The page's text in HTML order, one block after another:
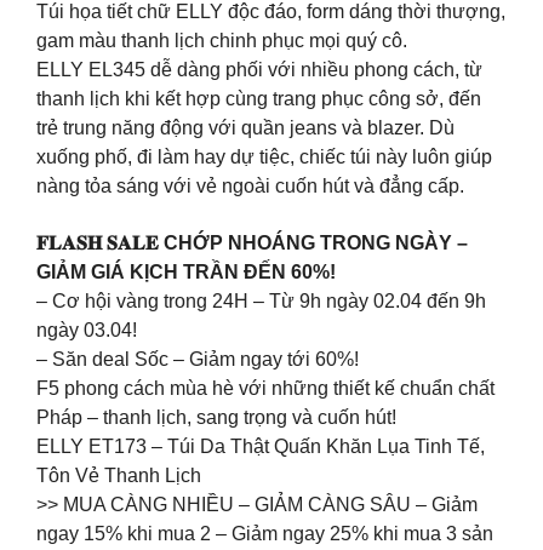
Túi họa tiết chữ ELLY độc đáo, form dáng thời thượng,
gam màu thanh lịch chinh phục mọi quý cô.
ELLY EL345 dễ dàng phối với nhiều phong cách, từ
thanh lịch khi kết hợp cùng trang phục công sở, đến
trẻ trung năng động với quần jeans và blazer. Dù
xuống phố, đi làm hay dự tiệc, chiếc túi này luôn giúp
nàng tỏa sáng với vẻ ngoài cuốn hút và đẳng cấp.
𝐅𝐋𝐀𝐒𝐇 𝐒𝐀𝐋𝐄 CHỚP NHOÁNG TRONG NGÀY –
GIẢM GIÁ KỊCH TRẦN ĐẾN 60%!
– Cơ hội vàng trong 24H – Từ 9h ngày 02.04 đến 9h
ngày 03.04!
– Săn deal Sốc – Giảm ngay tới 60%!
F5 phong cách mùa hè với những thiết kế chuẩn chất
Pháp – thanh lịch, sang trọng và cuốn hút!
ELLY ET173 – Túi Da Thật Quấn Khăn Lụa Tinh Tế,
Tôn Vẻ Thanh Lịch
>> MUA CÀNG NHIỀU – GIẢM CÀNG SÂU – Giảm
ngay 15% khi mua 2 – Giảm ngay 25% khi mua 3 sản